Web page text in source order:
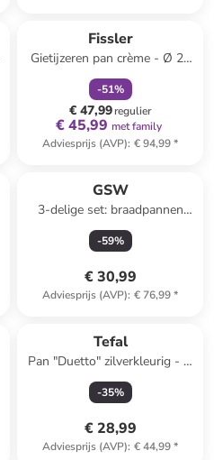
Fissler
Gietijzeren pan crème - Ø 23
cm
-51%
€ 47,99regulier
€ 45,99 met family
Adviesprijs (AVP): € 94,99*
GSW
3-delige set: braadpannen
"Nova" grijs
-59%
€ 30,99
Adviesprijs (AVP): € 76,99*
Tefal
Pan "Duetto" zilverkleurig - Ø
28 cm
-35%
€ 28,99
Adviesprijs (AVP): € 44,99*